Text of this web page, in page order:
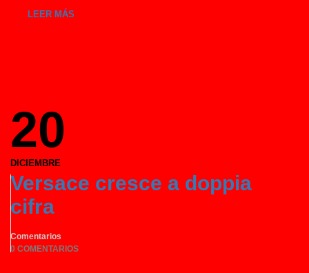
LEER MÁS
20
DICIEMBRE
Versace cresce a doppia
cifra
Comentarios
0 COMENTARIOS